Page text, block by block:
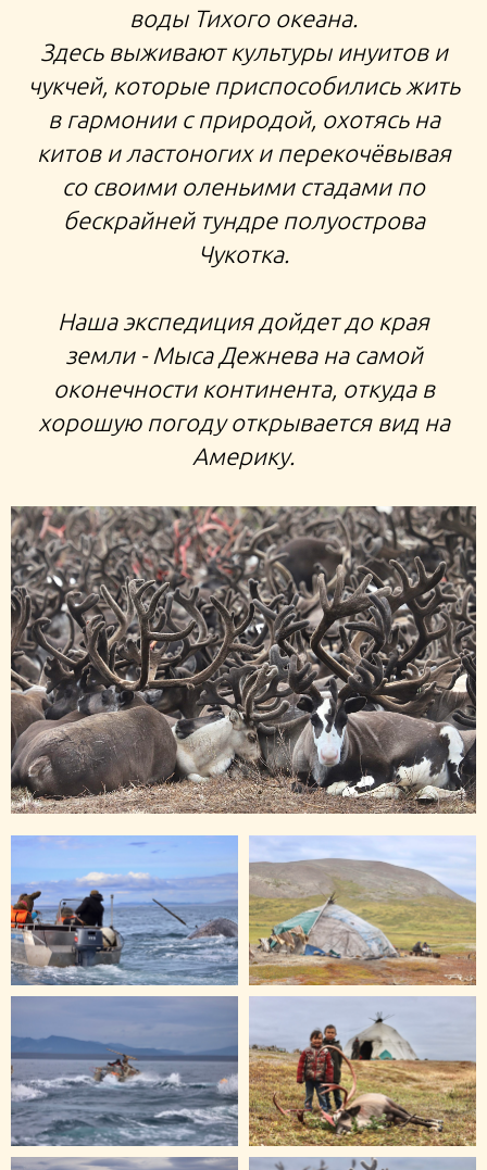
тур к чукчам в ярангу, китовая охота на Чукотке,
летняя Чукотка, путешествия по России киты
моржи Анадырь
воды Тихого океана.
Здесь выживают культуры инуитов и
чукчей, которые приспособились жить
в гармонии с природой, охотясь на
китов и ластоногих и перекочёвывая
со своими оленьими стадами по
бескрайней тундре полуострова
Чукотка.
Наша экспедиция дойдет до края
земли - Мыса Дежнева на самой
оконечности континента, откуда в
хорошую погоду открывается вид на
Америку.